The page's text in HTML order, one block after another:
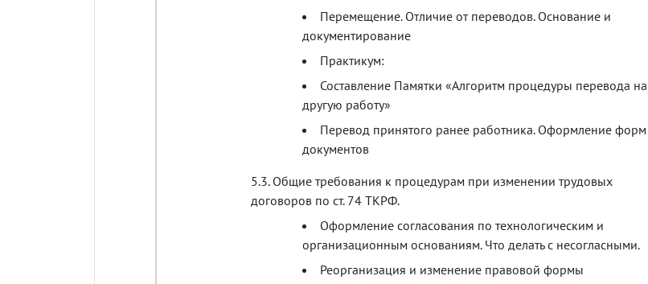
Перемещение. Отличие от переводов. Основание и
документирование
Практикум:
Составление Памятки «Алгоритм процедуры перевода на
другую работу»
Перевод принятого ранее работника. Оформление форм
документов
5.3. Общие требования к процедурам при изменении трудовых
договоров по ст. 74 ТКРФ.
Оформление согласования по технологическим и
организационным основаниям. Что делать с несогласными.
Реорганизация и изменение правовой формы